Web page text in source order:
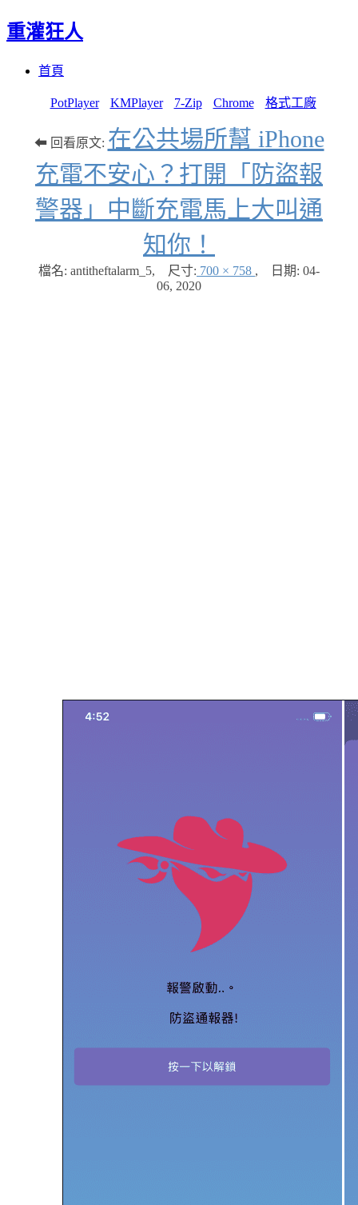
重灌狂人
首頁
PotPlayer KMPlayer 7-Zip Chrome 格式工廠
⬅ 回看原文: 在公共場所幫 iPhone
充電不安心？打開「防盜報
警器」中斷充電馬上大叫通
知你！
檔名: antitheftalarm_5, 尺寸: 700 × 758 , 日期: 04-
06, 2020